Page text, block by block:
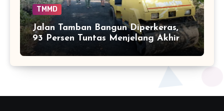
TMMD
Jalan Tamban Bangun Diperkeras,
93 Persen Tuntas Menjelang Akhir
TMMD